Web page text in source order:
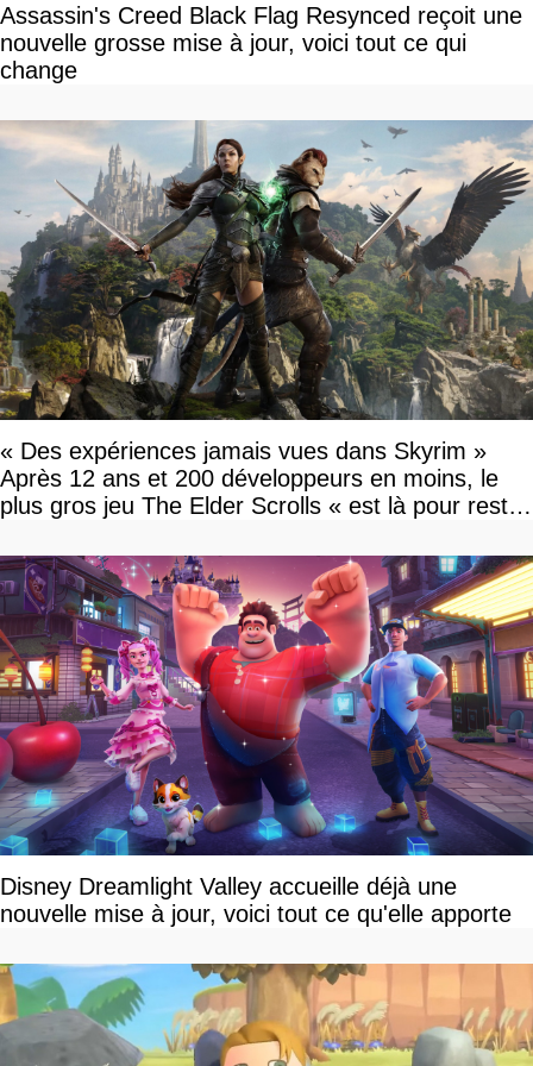
Assassin's Creed Black Flag Resynced reçoit une
nouvelle grosse mise à jour, voici tout ce qui
change
« Des expériences jamais vues dans Skyrim »
Après 12 ans et 200 développeurs en moins, le
plus gros jeu The Elder Scrolls « est là pour rester
Disney Dreamlight Valley accueille déjà une
nouvelle mise à jour, voici tout ce qu'elle apporte